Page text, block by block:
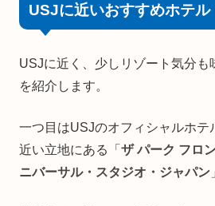
USJに近いおすすめホテル
USJに近く、少しリゾート気分も
を紹介します。
一つ目はUSJのオフィシャルホテ
近い立地にある「 ザ パーク フロ
ニバーサル・スタジオ・ジャパン